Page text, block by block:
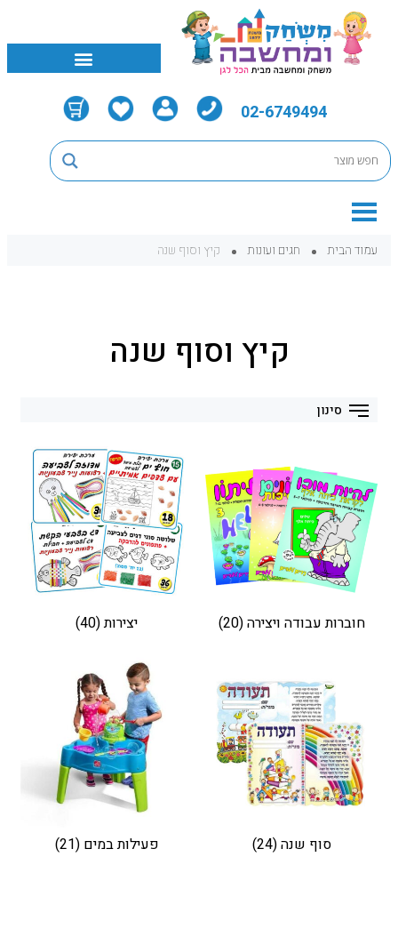
02-6749494
עמוד הבית חגים ועונות קיץ וסוף שנה
קיץ וסוף שנה
סינון
חוברות עבודה ויצירה(20) יצירות(40)
סוף שנה(24) פעילות במים(21)